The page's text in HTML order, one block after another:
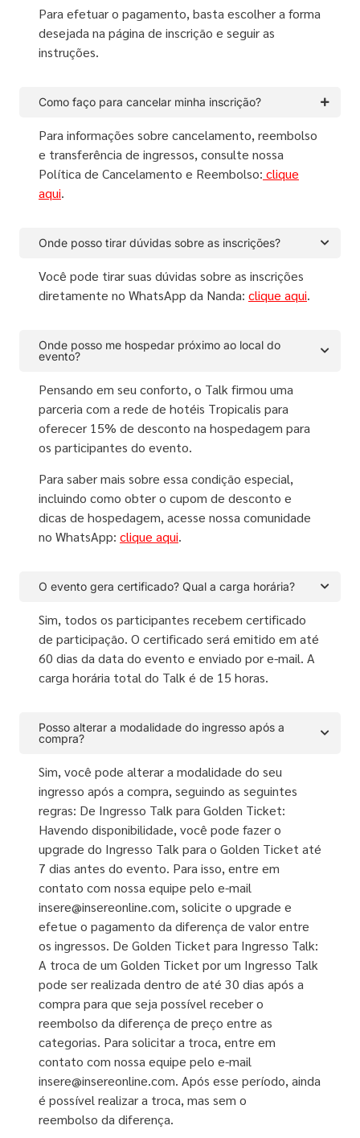
Para efetuar o pagamento, basta escolher a forma
desejada na página de inscrição e seguir as
instruções.
Como faço para cancelar minha inscrição?
Para informações sobre cancelamento, reembolso
e transferência de ingressos, consulte nossa
Política de Cancelamento e Reembolso: clique
aqui.
Onde posso tirar dúvidas sobre as inscrições?
Você pode tirar suas dúvidas sobre as inscrições
diretamente no WhatsApp da Nanda: clique aqui.
Onde posso me hospedar próximo ao local do
evento?
Pensando em seu conforto, o Talk firmou uma
parceria com a rede de hotéis Tropicalis para
oferecer 15% de desconto na hospedagem para
os participantes do evento.
Para saber mais sobre essa condição especial,
incluindo como obter o cupom de desconto e
dicas de hospedagem, acesse nossa comunidade
no WhatsApp: clique aqui.
O evento gera certificado? Qual a carga horária?
Sim, todos os participantes recebem certificado
de participação. O certificado será emitido em até
60 dias da data do evento e enviado por e-mail. A
carga horária total do Talk é de 15 horas.
Posso alterar a modalidade do ingresso após a
compra?
Sim, você pode alterar a modalidade do seu
ingresso após a compra, seguindo as seguintes
regras: De Ingresso Talk para Golden Ticket:
Havendo disponibilidade, você pode fazer o
upgrade do Ingresso Talk para o Golden Ticket até
7 dias antes do evento. Para isso, entre em
contato com nossa equipe pelo e-mail
insere@insereonline.com, solicite o upgrade e
efetue o pagamento da diferença de valor entre
os ingressos. De Golden Ticket para Ingresso Talk:
A troca de um Golden Ticket por um Ingresso Talk
pode ser realizada dentro de até 30 dias após a
compra para que seja possível receber o
reembolso da diferença de preço entre as
categorias. Para solicitar a troca, entre em
contato com nossa equipe pelo e-mail
insere@insereonline.com. Após esse período, ainda
é possível realizar a troca, mas sem o
reembolso da diferença.